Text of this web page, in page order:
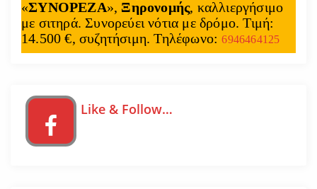
«ΣΥΝΟΡΕΖΑ», Ξηρονομής, καλλιεργήσιμο
με σιτηρά. Συνορεύει νότια με δρόμο. Τιμή:
14.500 €, συζητήσιμη. Τηλέφωνο:6946464125
Like & Follow…